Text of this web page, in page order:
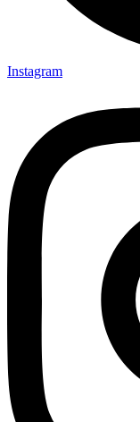
Instagram